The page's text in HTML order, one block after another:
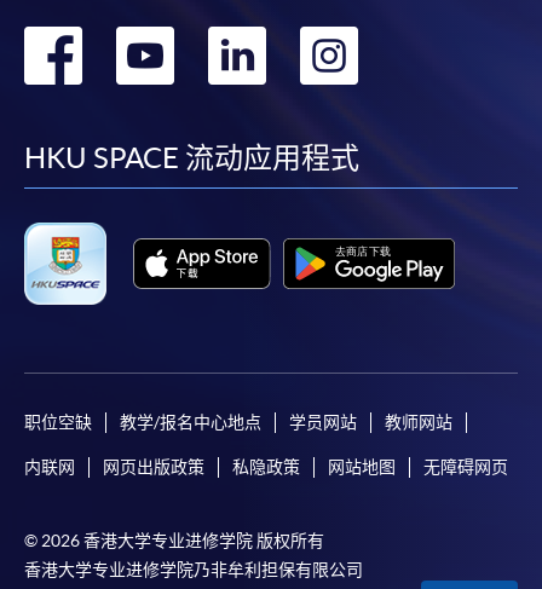
转
facebook
转
youtube
转
linkedin
转
HKU SPACE 流动应用程式
职位空缺 教学/报名中心地点 学员网站 教师网站
内联网 网页出版政策 私隐政策 网站地图 无障碍网页
© 2026 香港大学专业进修学院 版权所有
香港大学专业进修学院乃非牟利担保有限公司